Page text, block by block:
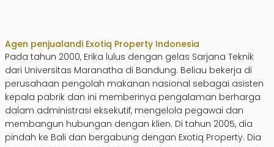
Agen penjualandi Exotiq Property Indonesia
Pada tahun 2000, Erika lulus dengan gelas Sarjana Teknik
dari Universitas Maranatha di Bandung. Beliau bekerja di
perusahaan pengolah makanan nasional sebagai asisten
kepala pabrik dan ini memberinya pengalaman berharga
dalam administrasi eksekutif, mengelola pegawai dan
membangun hubungan dengan klien. Di tahun 2005, dia
pindah ke Bali dan bergabung dengan Exotiq Property. Dia